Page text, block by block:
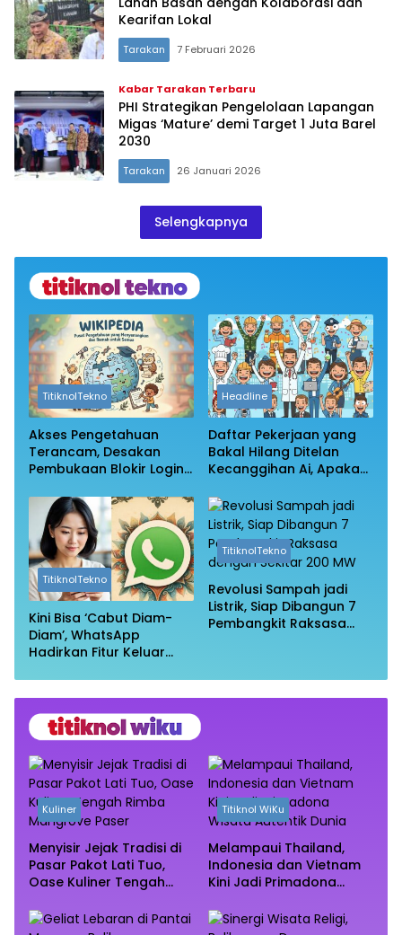
Kearifan Lokal
Tarakan 7 Februari 2026
Kabar Tarakan Terbaru
PHI Strategikan Pengelolaan Lapangan
Migas ‘Mature’ demi Target 1 Juta Barel
2030
Tarakan 26 Januari 2026
Selengkapnya
TitiknolTekno
Akses Pengetahuan
Terancam, Desakan
Pembukaan Blokir Login
Headline
Daftar Pekerjaan yang
Bakal Hilang Ditelan
Kecanggihan Ai, Apakah
Aman?
TitiknolTekno
Kini Bisa ‘Cabut Diam-
Diam’, WhatsApp
Hadirkan Fitur Keluar
TitiknolTekno
Revolusi Sampah jadi
Listrik, Siap Dibangun 7
Pembangkit Raksasa
Kuliner
Menyisir Jejak Tradisi di
Pasar Pakot Lati Tuo,
Oase Kuliner Tengah
Titiknol WiKu
Melampaui Thailand,
Indonesia dan Vietnam
Kini Jadi Primadona